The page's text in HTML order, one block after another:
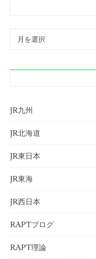
アーカイブ
JR九州
JR北海道
JR東日本
JR東海
JR西日本
RAPTブログ
RAPT理論